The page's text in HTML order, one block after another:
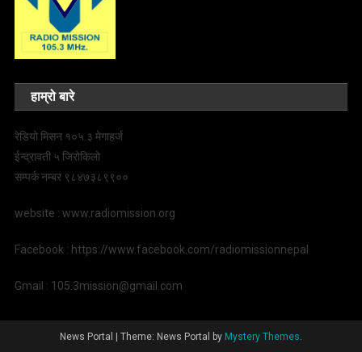
हाम्रो बारे
रेडियो मिसन १०५.३ मेगाहर्ज
ईन्द्रावती ५ जिरोकिलो
सम्पर्क नम्बर ९८४७३८९९००
website : www.radiomission.org
Facebook : https://www.facebook.com/radiomissionnepal
Gmail : 105.3mission@gmail.com
News Portal Theme: News Portal by Mystery Themes.